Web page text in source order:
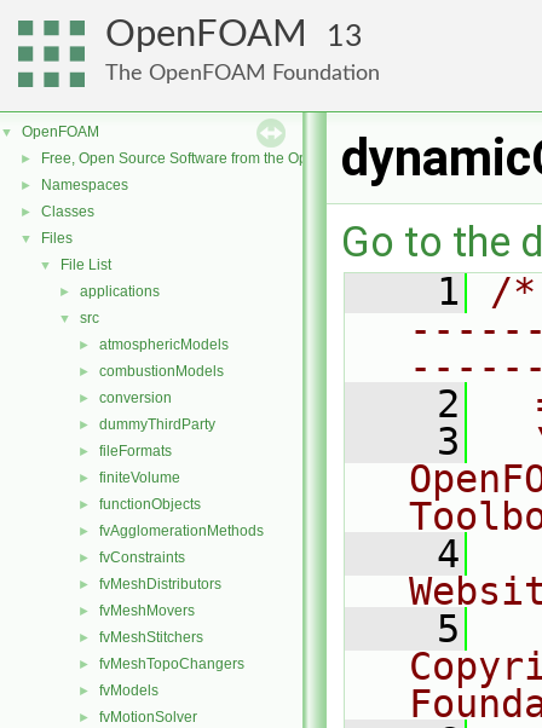
OpenFOAM 13
The OpenFOAM Foundation
▼ OpenFOAM
► Free, Open Source Software from the OpenFOAM Foundation
► Namespaces
► Classes
▼ Files
▼ File List
► applications
▼ src
► atmosphericModels
► combustionModels
► conversion
► dummyThirdParty
► fileFormats
► finiteVolume
► functionObjects
► fvAgglomerationMethods
► fvConstraints
► fvMeshDistributors
► fvMeshMovers
► fvMeshStitchers
► fvMeshTopoChangers
► fvModels
► fvMotionSolver
Go to the
    1
/
    2
    3
    4
    5